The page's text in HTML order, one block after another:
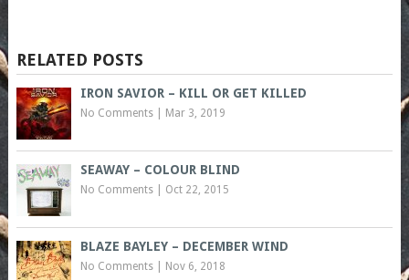
RELATED POSTS
IRON SAVIOR – KILL OR GET KILLED
No Comments| Mar 3, 2019
SEAWAY – COLOUR BLIND
No Comments| Oct 22, 2015
BLAZE BAYLEY – DECEMBER WIND
No Comments| Nov 6, 2018